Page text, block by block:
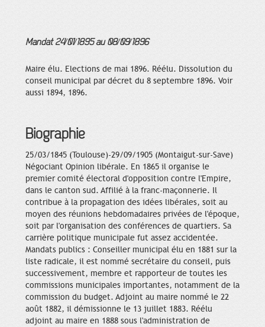
Mandat 24/01/1895 au 08/09/1896
Maire élu. Elections de mai 1896. Réélu. Dissolution du
conseil municipal par décret du 8 septembre 1896. Voir
aussi 1894, 1896.
Biographie
25/03/1845 (Toulouse)-29/09/1905 (Montaigut-sur-Save)
Négociant Opinion libérale. En 1865 il organise le
premier comité électoral d'opposition contre l'Empire,
dans le canton sud. Affilié à la franc-maçonnerie. Il
contribue à la propagation des idées libérales, soit au
moyen des réunions hebdomadaires privées de l'époque,
soit par l'organisation des conférences de quartiers. Sa
carrière politique municipale fut assez accidentée.
Mandats publics : Conseiller municipal élu en 1881 sur la
liste radicale, il est nommé secrétaire du conseil, puis
successivement, membre et rapporteur de toutes les
commissions municipales importantes, notamment de la
commission du budget. Adjoint au maire nommé le 22
août 1882, il démissionne le 13 juillet 1883. Réélu
adjoint au maire en 1888 sous l'administration de